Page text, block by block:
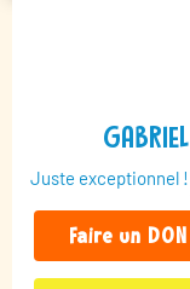
GABRIEL
Juste exceptionnel !
Faire un DON